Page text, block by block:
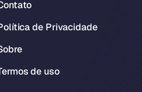
de Privacidade
de uso